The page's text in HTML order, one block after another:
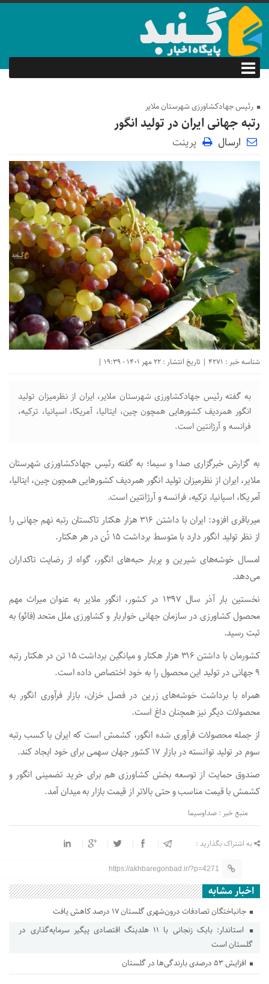
رئیس جهادکشاورزی شهرستان ملایر
رتبه جهانی ایران در تولید انگور
ارسال پرینت
شناسه خبر : 4271 | تاریخ انتشار : 22 مهر 1401 - 19:39 |
به گفته رئیس جهادکشاورزی شهرستان ملایر، ایران از نظرمیزان تولید
انگور همردیف کشور‌هایی همچون چین، ایتالیا، آمریکا، اسپانیا، ترکیه،
فرانسه و آرژانتین است.
به گزارش خبرگزاری صدا و سیما؛ به گفته رئیس جهادکشاورزی شهرستان
ملایر، ایران از نظرمیزان تولید انگور همردیف کشور‌هایی همچون چین، ایتالیا،
آمریکا، اسپانیا، ترکیه، فرانسه و آرژانتین است.
میرباقری افزود: ایران با داشتن ۳۱۶ هزار هکتار تاکستان رتبه نهم جهانی را
از نظر تولید انگور دارد با متوسط برداشت ۱۵ تُن در هر هکتار.
امسال خوشه‌های شیرین و پربار حبه‌های انگور، گواه از رضایت تاکداران
می‌دهد.
نخستین بار آذر سال ۱۳۹۷ در کشور، انگور ملایر به عنوان میراث مهم
محصول کشاورزی در سازمان جهانی خواربار و کشاورزی ملل متحد (فائو) به
ثبت رسید.
کشورمان با داشتن ۳۱۶ هزار هکتار و میانگین برداشت ۱۵ تن در هکتار رتبه
۹ جهانی در تولید این محصول را به خود اختصاص داده است.
همراه با برداشت خوشه‌های زرین در فصل خزان، بازار فرآوری انگور به
محصولات دیگر نیز همچنان داغ است.
از جمله محصولات فرآوری شده انگور، کشمش است که ایران با کسب رتبه
سوم در تولید توانسته در بازار ۱۷ کشور جهان سهمی برای خود ایجاد کند.
صندوق حمایت از توسعه بخش کشاورزی هم برای خرید تضمینی انگور و
کشمش با قیمت مناسب و حتی بالاتر از قیمت بازار به میدان آمد.
منبع خبر : صداوسیما
به اشتراک بگذارید :
https://akhbaregonbad.ir/?p=4271
اخبار مشابه
جانباختگان تصادفات درون‌شهری گلستان ۱۷ درصد کاهش یافت
استاندار: بابک زنجانی با ۱۱ هلدینگ اقتصادی پیگیر سرمایه‌گذاری در
گلستان است
افزایش ۵۳ درصدی بارندگی‌ها در گلستان